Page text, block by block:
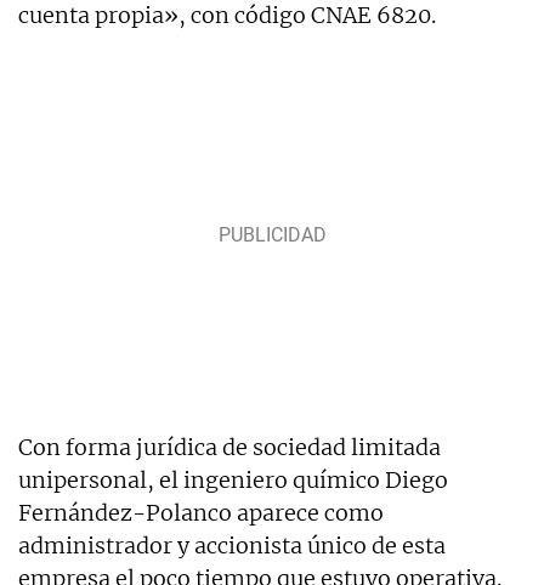
cuenta propia», con código CNAE 6820.
Con forma jurídica de sociedad limitada
unipersonal, el ingeniero químico Diego
Fernández-Polanco aparece como
administrador y accionista único de esta
empresa el poco tiempo que estuvo operativa.